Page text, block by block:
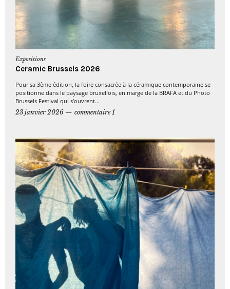
Expositions
Ceramic Brussels 2026
Pour sa 3ème édition, la foire consacrée à la céramique contemporaine se
positionne dans le paysage bruxellois, en marge de la BRAFA et du Photo
Brussels Festival qui s’ouvrent...
23 janvier 2026
commentaire 1